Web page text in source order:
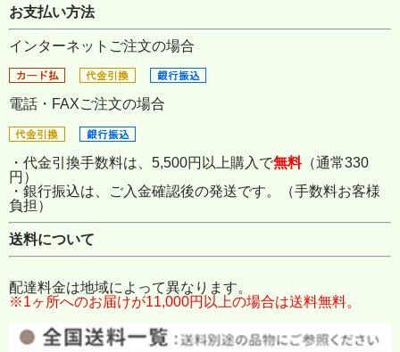
お支払い方法
インターネットご注文の場合
電話・FAXご注文の場合
・代金引換手数料は、5,500円以上購入で無料（通常330
円）
・銀行振込は、ご入金確認後の発送です。（手数料お客様
負担）
送料について
配達料金は地域によって異なります。
※1ヶ所へのお届けが11,000円以上の場合は送料無料。